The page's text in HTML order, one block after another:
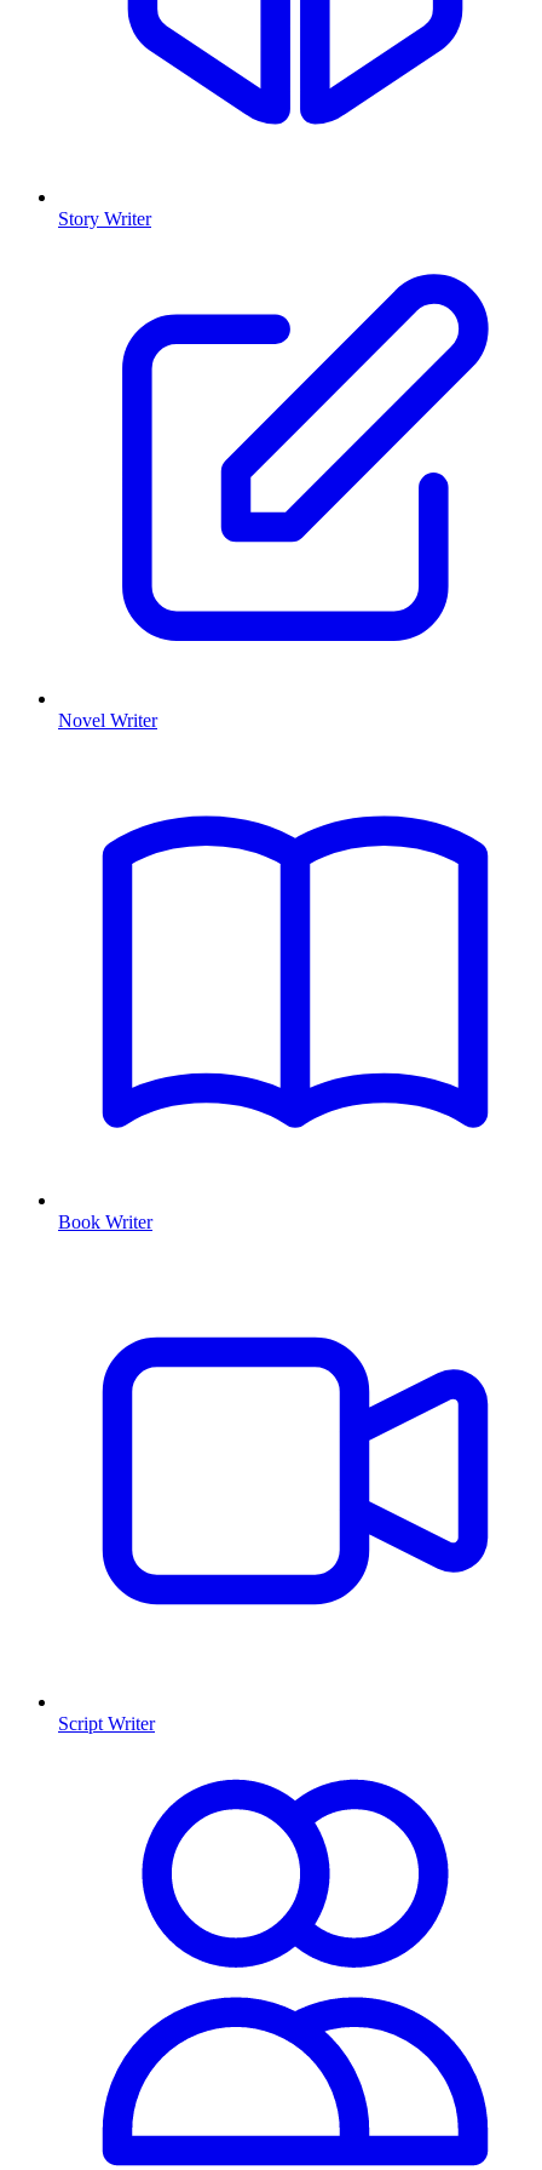
Story Writer
Novel Writer
Book Writer
Script Writer